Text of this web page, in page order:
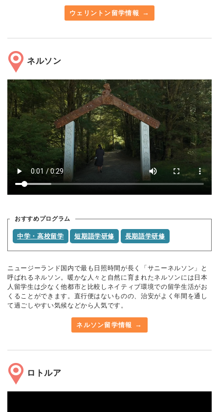
ウェリントン留学情報
ネルソン
おすすめプログラム
中学・高校留学 短期語学研修 長期語学研修
ニュージーランド国内で最も日照時間が長く「サニーネルソン」と
呼ばれるネルソン。暖かな人々と自然に育まれたネルソンには日本
人留学生は少なく他都市と比較しネイティブ環境での留学生活がお
くることができます。直行便はないものの、治安がよく年間を通し
て過ごしやすい気候などから人気です。
ネルソン留学情報
ロトルア